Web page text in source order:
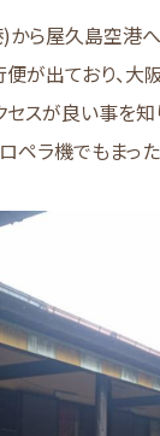
ら屋久島空港へ
が出ており、
スが良い事を知
ペラ機でもまっ